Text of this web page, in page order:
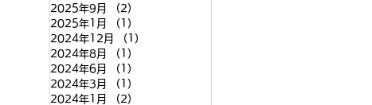
2025年9月
（2）
2025年1月
（1）
2024年12月
（1）
2024年8月
（1）
2024年6月
（1）
2024年3月
（1）
2024年1月
（2）